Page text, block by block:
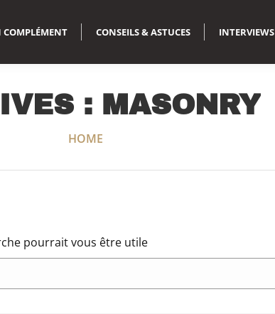
CONSEILS & ASTUCES INTERVIEWS
: MASONRY
Vous êtes ici :
HOME
pourrait vous être utile